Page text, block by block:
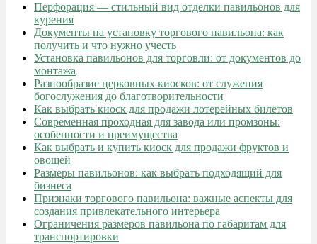
Перфорация — стильный вид отделки павильонов для
курения
Документы на установку торгового павильона: как
получить и что нужно учесть
Установка павильонов для торговли: от документов до
монтажа
Разнообразие церковных киосков: от служения
богослужения до благотворительности
Как выбрать киоск для продажи лотерейных билетов
Современная проходная для завода или промзоны:
особенности и преимущества
Как выбрать и купить киоск для продажи фруктов и
овощей
Размеры павильонов: как выбрать подходящий для
бизнеса
Признаки торгового павильона: важные аспекты для
создания привлекательного интерьера
Ограничения размеров павильона по габаритам для
транспортировки